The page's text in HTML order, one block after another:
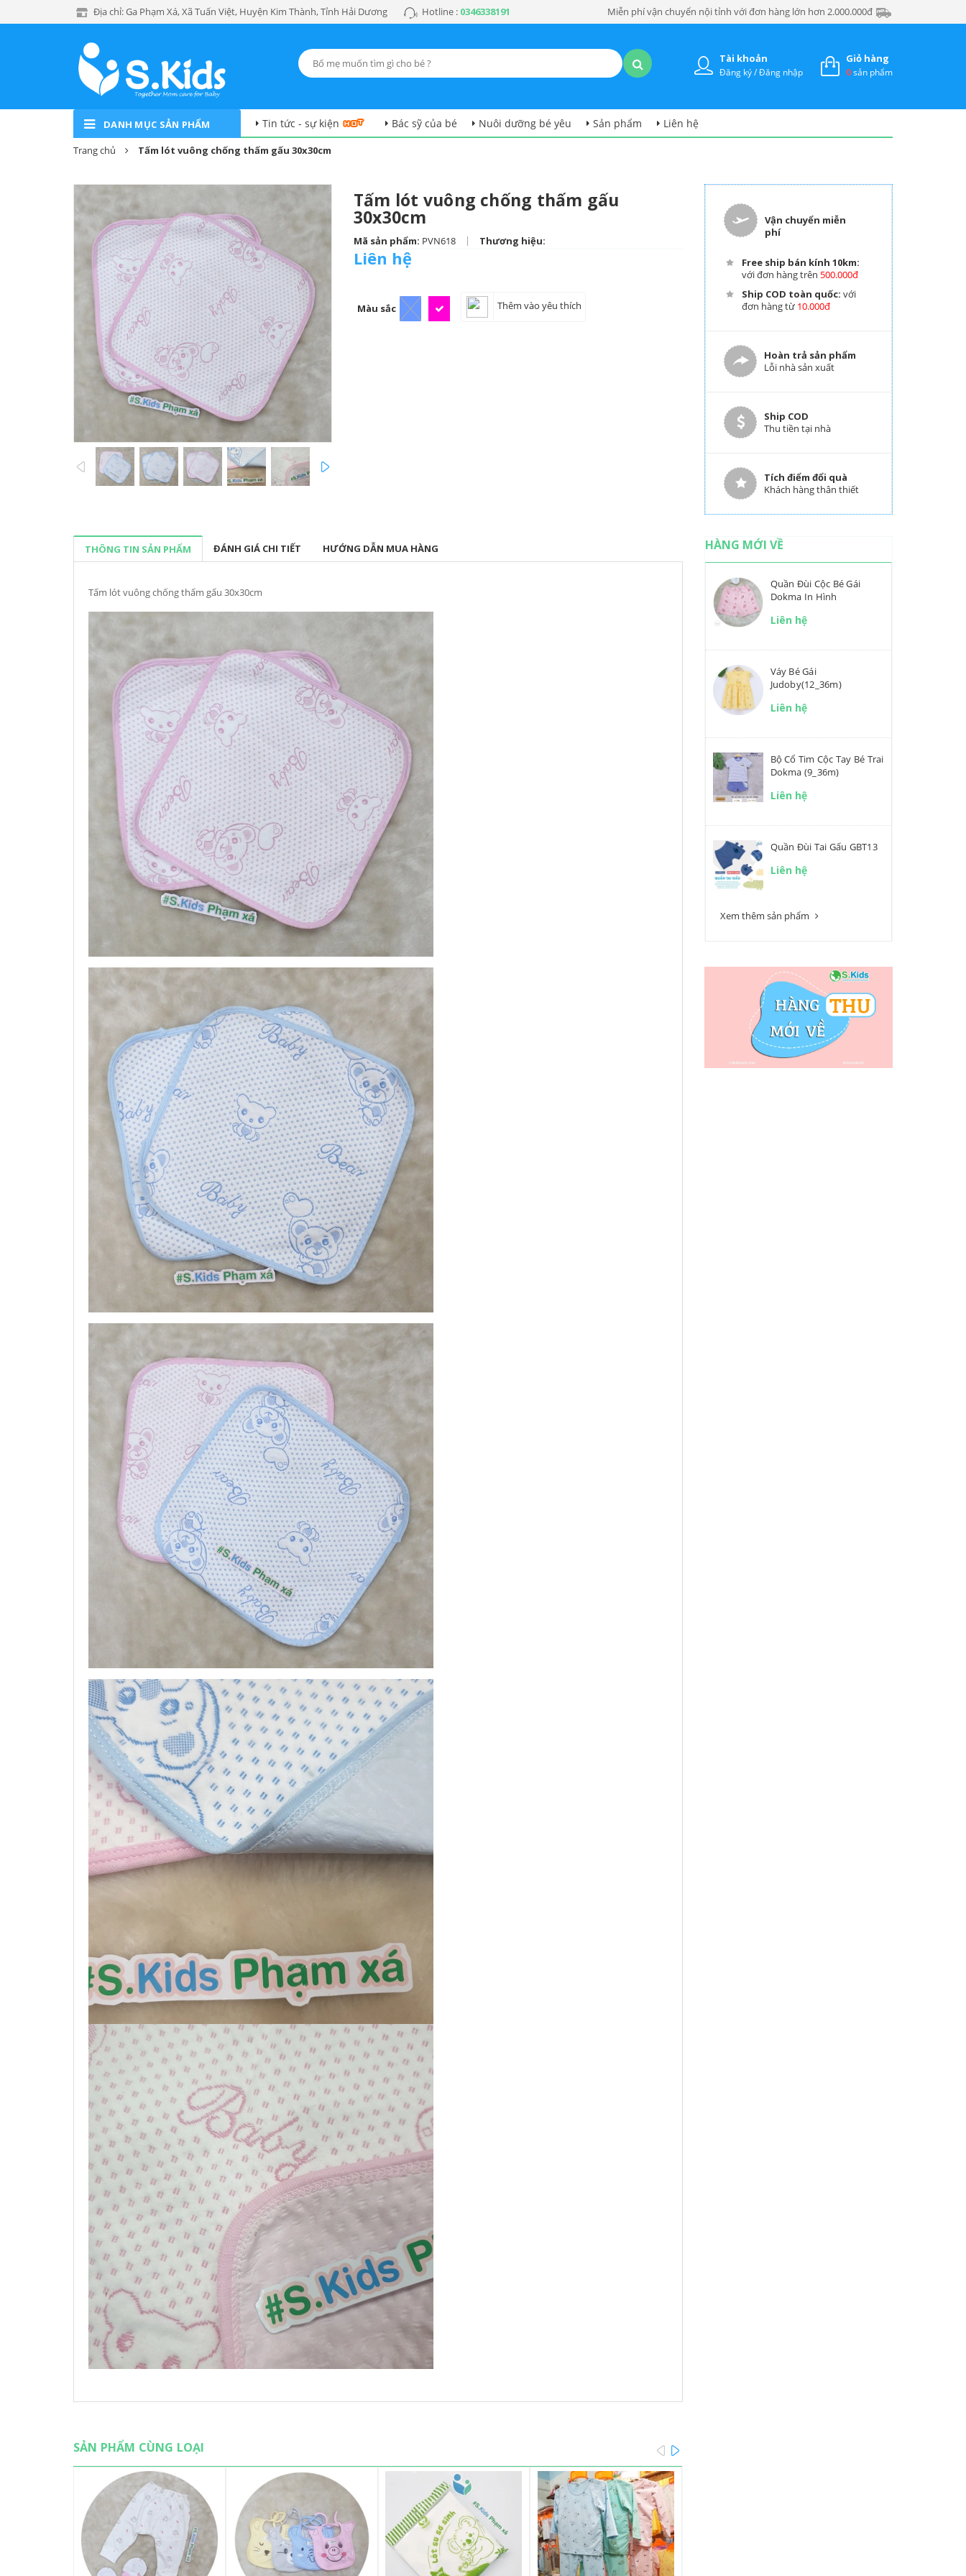
Địa chỉ: Ga Phạm Xá, Xã Tuấn Việt, Huyện Kim Thành, Tỉnh Hải Dương Hotline : 0346338191 Miễn phí vận chuyển nội tỉnh với đơn hàng lớn hơn 2.000.000đ
Giỏ hàng
0sản phẩm
Tài khoản
Đăng ký / Đăng nhập
DANH MỤC SẢN PHẨM Tin tức - sự kiện Bác sỹ của bé Nuôi dưỡng bé yêu Sản phẩm Liên hệ
Trang chủ Tấm lót vuông chống thấm gấu 30x30cm
prev
Tấm lót vuông chống thấm gấu
30x30cm
Mã sản phẩm: PVN618 | Thương hiệu:
Liên hệ
Màu sắc Thêm vào yêu thích
Vận chuyển miễn
phí
Free ship bán kính 10km:
với đơn hàng trên 500.000đ
Ship COD toàn quốc: với
đơn hàng từ 10.000đ
Hoàn trả sản phẩm
Lỗi nhà sản xuất
Ship COD
Thu tiền tại nhà
Tích điểm đổi quà
Khách hàng thân thiết
THÔNG TIN SẢN PHẨM ĐÁNH GIÁ CHI TIẾT HƯỚNG DẪN MUA HÀNG
Tấm lót vuông chống thấm gấu 30x30cm
SẢN PHẨM CÙNG LOẠI prev
HÀNG MỚI VỀ
Quần Đùi Cộc Bé Gái
Dokma In Hình
Liên hệ
Váy Bé Gái
Judoby(12_36m)
Liên hệ
Bộ Cổ Tim Cộc Tay Bé Trai
Dokma (9_36m)
Liên hệ
Quần Đùi Tai Gấu GBT13
Liên hệ
Xem thêm sản phẩm